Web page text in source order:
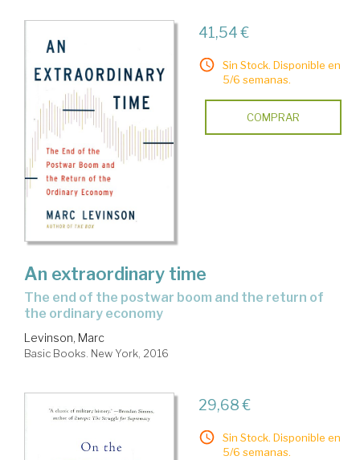
41,54 €
Sin Stock. Disponible en
5/6 semanas.
COMPRAR
An extraordinary time
the end of the postwar boom and the return of
the ordinary economy
Levinson, Marc
Basic Books. New York, 2016
29,68 €
Sin Stock. Disponible en
5/6 semanas.